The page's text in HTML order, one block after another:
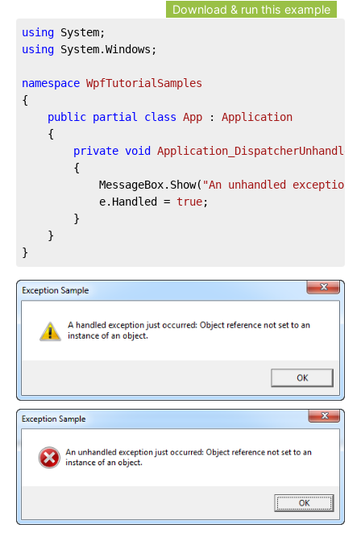
Download & run this example
using
using System.Windows;
namespace WpfTutorialSamples
{
public partial class App : Application
private void
			MessageBox.Show(
"An unhandled
			e.Handled =
true;
}